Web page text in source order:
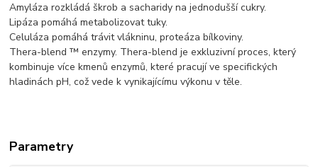
Amyláza rozkládá škrob a sacharidy na jednodušší cukry.
Lipáza pomáhá metabolizovat tuky.
Celuláza pomáhá trávit vlákninu, proteáza bílkoviny.
Thera-blend ™ enzymy. Thera-blend je exkluzivní proces, který
kombinuje více kmenů enzymů, které pracují ve specifických
hladinách pH, což vede k vynikajícímu výkonu v těle.
Parametry